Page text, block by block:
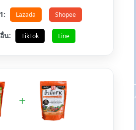
Lazada Shopee
น: TikTok Line
+